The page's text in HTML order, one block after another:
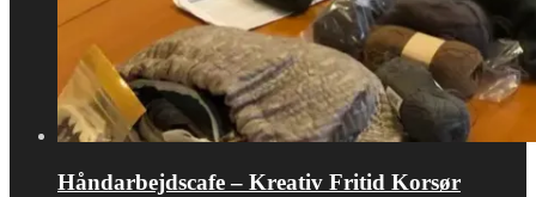
Håndarbejdscafe – Kreativ Fritid Korsør